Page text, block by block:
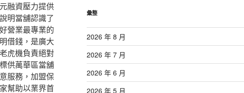
融資壓力提供
明當舖認識了
營業最專業的
借錢，是廣大
虎機負責絕對
供萬華區當舖
服務，加盟保
幫助以業界首
彙整
2026 年 8 月
2026 年 7 月
2026 年 6 月
2026 年 5 月